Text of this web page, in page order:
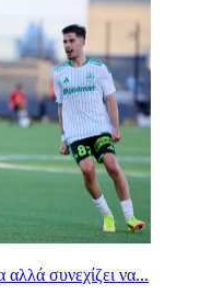
συνεχίζει να...